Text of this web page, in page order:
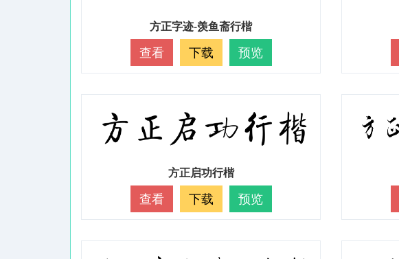
方正字迹-羡鱼斋行楷
查看 下载 预览
方正启功行楷
查看 下载 预览